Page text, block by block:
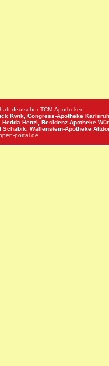
deutscher TCM-Apotheken
Kwik, Congress-Apotheke
Henzl, Residenz Apotheke
Schabik, Wallenstein-Apotheke
portal.de